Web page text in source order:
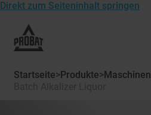
Direkt zum Seiteninhalt springen
von
Startseite>Produkte>Maschinen